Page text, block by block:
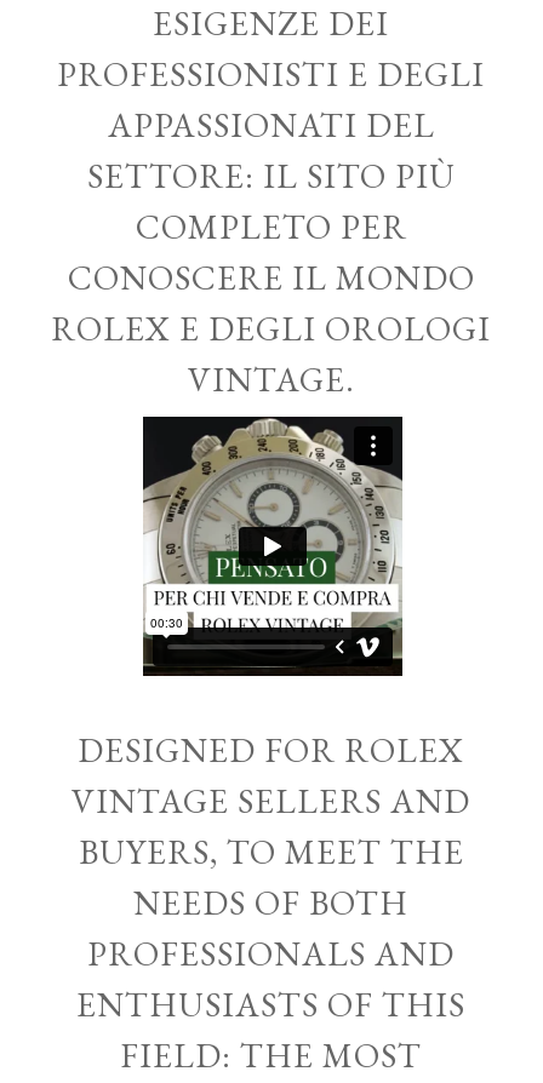
ESIGENZE DEI
PROFESSIONISTI E DEGLI
APPASSIONATI DEL
SETTORE: IL SITO PIÙ
COMPLETO PER
CONOSCERE IL MONDO
ROLEX E DEGLI OROLOGI
VINTAGE.
DESIGNED FOR ROLEX
VINTAGE SELLERS AND
BUYERS, TO MEET THE
NEEDS OF BOTH
PROFESSIONALS AND
ENTHUSIASTS OF THIS
FIELD: THE MOST